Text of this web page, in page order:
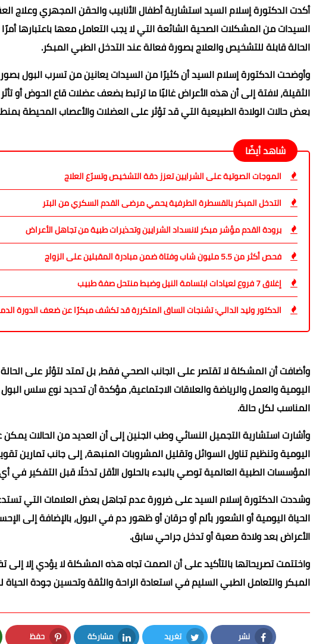
أكدت الدكتورة إسلام السيد استشارية أطفال الأنابيب والحقن المجهري وعلاج
السيدات من المشكلات الصحية الشائعة التي لا يجب التعامل معها باعتبارها
الحالة قابلة للتشخيص والعلاج بصورة فعالة عند التدخل الطبي المبكر.
وأوضحت الدكتورة إسلام السيد أن كثيرًا من السيدات يعانين من تسرب البول
الثقيلة، لافتة إلى أن هذه الأعراض غالبًا ما ترتبط بضعف عضلات قاع الحوض أو
بعض حالات الولادة الطبيعية التي قد تؤثر على العضلات والأعصاب المحيطة
شاهد أيضًا
الموجات الصوتية على الشرايين تعزز دقة التشخيص وتسرّع العلاج
التدخل المبكر بالقسطرة الطرفية يحمي مرضى القدم السكري من البتر
برودة القدم مؤشر مبكر لانسداد الشرايين وتحذيرات طبية من تجاهل الأعراض
فحص أكثر من 5.5 مليون شاب وفتاة ضمن مبادرة المقبلين على الزواج
إغلاق 7 فروع لعيادات ابتسامة النيل وضبط منتحل صفة طبيب
الدكتور وليد الدالي: تشنجات الساق المتكررة قد تكشف مبكرًا عن ضعف الدورة
وأضافت أن المشكلة لا تقتصر على الجانب الصحي فقط، بل تمتد لتؤثر على
اليومية والعمل والرياضة والعلاقات الاجتماعية، مؤكدة أن تحديد نوع سلس
المناسب لكل حالة.
وأشارت استشارية التجميل النسائي وطب الجنين إلى أن العديد من الحالات
اليومية وتنظيم تناول السوائل وتقليل المشروبات المنبهة، إلى جانب
المؤسسات الطبية العالمية توصي بالبدء بالحلول الأقل تدخلًا قبل التفكير في
وشددت الدكتورة إسلام السيد على ضرورة عدم تجاهل بعض العلامات التي
الحياة اليومية أو الشعور بألم أو حرقان أو ظهور دم في البول، بالإضافة
الأعراض بعد ولادة صعبة أو تدخل جراحي سابق.
واختتمت تصريحاتها بالتأكيد على أن الصمت تجاه هذه المشكلة لا يؤدي إلا إلى
المبكر والتعامل الطبي السليم في استعادة الراحة والثقة وتحسين جودة
نشر تغريد مشاركة حفظ